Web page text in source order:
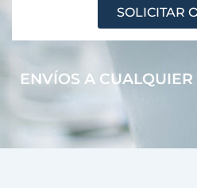
SOLICITAR
ENVÍOS A